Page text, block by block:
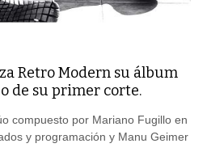
Retro Modern su álbum
de su primer corte.
compuesto por Mariano Fugillo en
y programación y Manu Geimer